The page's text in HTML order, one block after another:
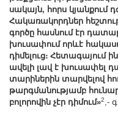
Sitemap
Search
սակայն, հորս կյանքում
Հակառակորդներ
գործը հասնում էր
խուսափում որևէ
դիմելուց։ Հետագայում
ավելի լավ է խուսափել
տարիներին տարվելով
թարգմանությամբ
բոլորովին չէր դիմում»2,-